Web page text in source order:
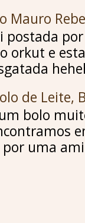
Mauro
postada
orkut e
de Leite,
bolo
uma